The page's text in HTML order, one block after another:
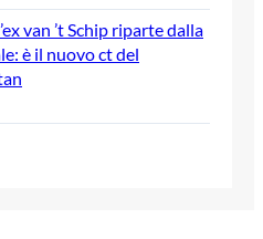
van ’t Schip riparte dalla
è il nuovo ct del